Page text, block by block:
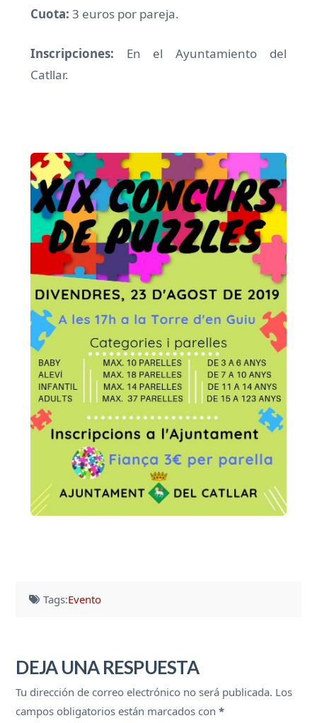
Cuota: 3 euros por pareja.
Inscripciones: En el Ayuntamiento del
Catllar.
Tags:Evento
DEJA UNA RESPUESTA
Tu dirección de correo electrónico no será publicada. Los
campos obligatorios están marcados con*